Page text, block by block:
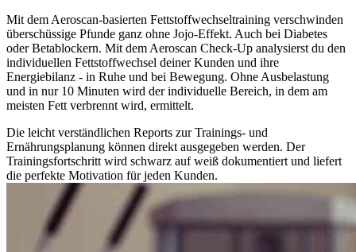
Mit dem Aeroscan-basierten Fettstoffwechseltraining verschwinden
überschüssige Pfunde ganz ohne Jojo-Effekt. Auch bei Diabetes
oder Betablockern. Mit dem Aeroscan Check-Up analysierst du den
individuellen Fettstoffwechsel deiner Kunden und ihre
Energiebilanz - in Ruhe und bei Bewegung. Ohne Ausbelastung
und in nur 10 Minuten wird der individuelle Bereich, in dem am
meisten Fett verbrennt wird, ermittelt.
Die leicht verständlichen Reports zur Trainings- und
Ernährungsplanung können direkt ausgegeben werden. Der
Trainingsfortschritt wird schwarz auf weiß dokumentiert und liefert
die perfekte Motivation für jeden Kunden.